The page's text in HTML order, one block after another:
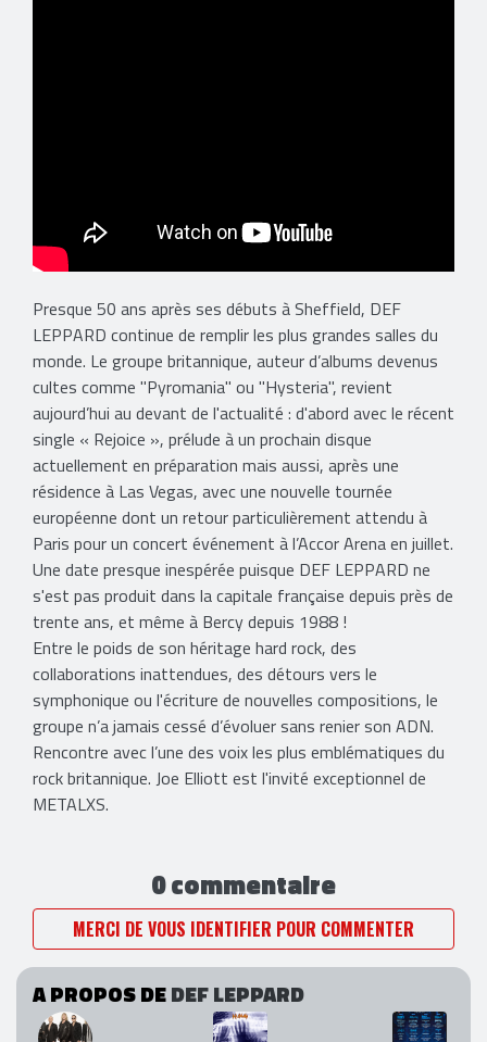
Presque 50 ans après ses débuts à Sheffield, DEF
LEPPARD continue de remplir les plus grandes salles du
monde. Le groupe britannique, auteur d’albums devenus
cultes comme "Pyromania" ou "Hysteria", revient
aujourd’hui au devant de l'actualité : d'abord avec le récent
single « Rejoice », prélude à un prochain disque
actuellement en préparation mais aussi, après une
résidence à Las Vegas, avec une nouvelle tournée
européenne dont un retour particulièrement attendu à
Paris pour un concert événement à l’Accor Arena en juillet.
Une date presque inespérée puisque DEF LEPPARD ne
s'est pas produit dans la capitale française depuis près de
trente ans, et même à Bercy depuis 1988 !
Entre le poids de son héritage hard rock, des
collaborations inattendues, des détours vers le
symphonique ou l'écriture de nouvelles compositions, le
groupe n’a jamais cessé d’évoluer sans renier son ADN.
Rencontre avec l’une des voix les plus emblématiques du
rock britannique. Joe Elliott est l'invité exceptionnel de
METALXS.
0 commentaire
MERCI DE VOUS IDENTIFIER POUR COMMENTER
A PROPOS DEDEF LEPPARD